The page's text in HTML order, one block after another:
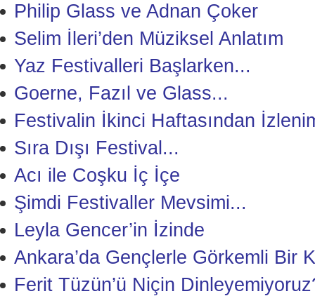
Philip Glass ve Adnan Çoker
Selim İleri’den Müziksel Anlatım
Yaz Festivalleri Başlarken...
Goerne, Fazıl ve Glass...
Festivalin İkinci Haftasından
Sıra Dışı Festival...
Acı ile Coşku İç İçe
Şimdi Festivaller Mevsimi...
Leyla Gencer’in İzinde
Ankara’da Gençlerle Görkemli Bir
Ferit Tüzün’ü Niçin